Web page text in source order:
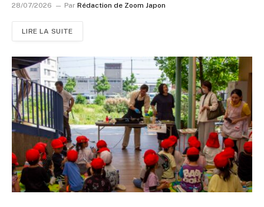
28/07/2026 Par Rédaction de Zoom Japon
LIRE LA SUITE